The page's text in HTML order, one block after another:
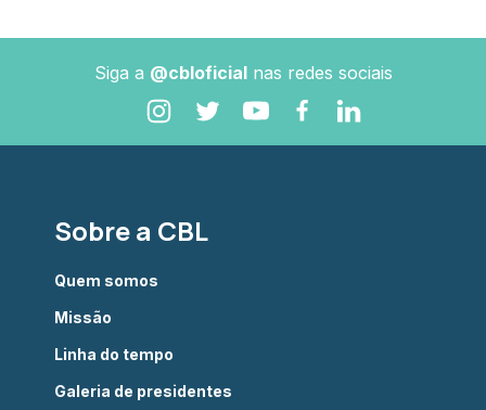
Siga a @cbloficialnas redes sociais
Sobre a CBL
Quem somos
Missão
Linha do tempo
Galeria de presidentes